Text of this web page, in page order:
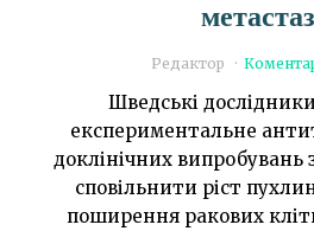
Редактор
Шведські
експериментальне
доклінічних випробувань
сповільнити ріст
поширення ракових